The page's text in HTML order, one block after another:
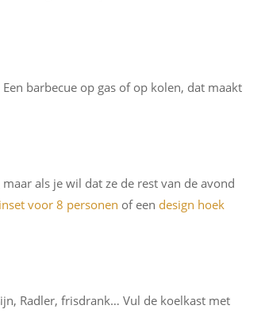
barbecue op gas of op kolen, dat maakt
als je wil dat ze de rest van de avond
voor 8 personen of een design hoek
Radler, frisdrank… Vul de koelkast met